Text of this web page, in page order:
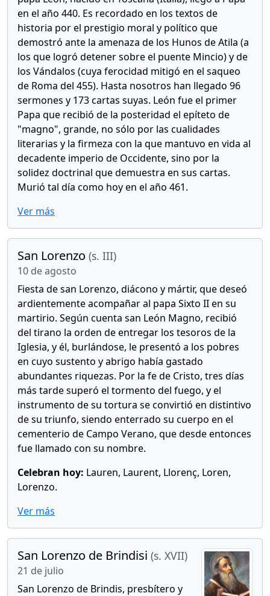
en el año 440. Es recordado en los textos de
historia por el prestigio moral y político que
demostró ante la amenaza de los Hunos de Atila (a
los que logró detener sobre el puente Mincio) y de
los Vándalos (cuya ferocidad mitigó en el saqueo
de Roma del 455). Hasta nosotros han llegado 96
sermones y 173 cartas suyas. León fue el primer
Papa que recibió de la posteridad el epíteto de
"magno", grande, no sólo por las cualidades
literarias y la firmeza con la que mantuvo en vida al
decadente imperio de Occidente, sino por la
solidez doctrinal que demuestra en sus cartas.
Murió tal día como hoy en el año 461.
Ver más
San Lorenzo (s. III)
10 de agosto
Fiesta de san Lorenzo, diácono y mártir, que deseó
ardientemente acompañar al papa Sixto II en su
martirio. Según cuenta san León Magno, recibió
del tirano la orden de entregar los tesoros de la
Iglesia, y él, burlándose, le presentó a los pobres
en cuyo sustento y abrigo había gastado
abundantes riquezas. Por la fe de Cristo, tres días
más tarde superó el tormento del fuego, y el
instrumento de su tortura se convirtió en distintivo
de su triunfo, siendo enterrado su cuerpo en el
cementerio de Campo Verano, que desde entonces
fue llamado con su nombre.
Celebran hoy: Lauren, Laurent, Llorenç, Loren,
Lorenzo.
Ver más
San Lorenzo de Brindisi (s. XVII)
21 de julio
San Lorenzo de Brindis, presbítero y